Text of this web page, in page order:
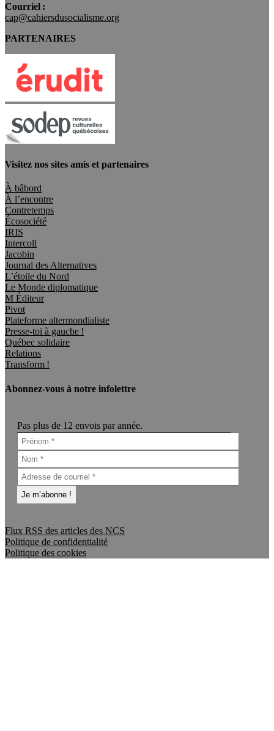
Courriel :
cap@cahiersdusocialisme.org
PARTENAIRES
Visitez nos sites amis et partenaires
À bâbord
À l’encontre
Contretemps
Écosociété
IRIS
Intercoll
Jacobin
Journal des Alternatives
L’étoile du Nord
Le Monde diplomatique
M Éditeur
Pivot
Plateforme altermondialiste
Presse-toi à gauche !
Québec solidaire
Relations
Transform !
Abonnez-vous à notre infolettre
Pas plus de 12 envois par année.
Flux RSS des articles des NCS
Politique de confidentialité
Politique des cookies